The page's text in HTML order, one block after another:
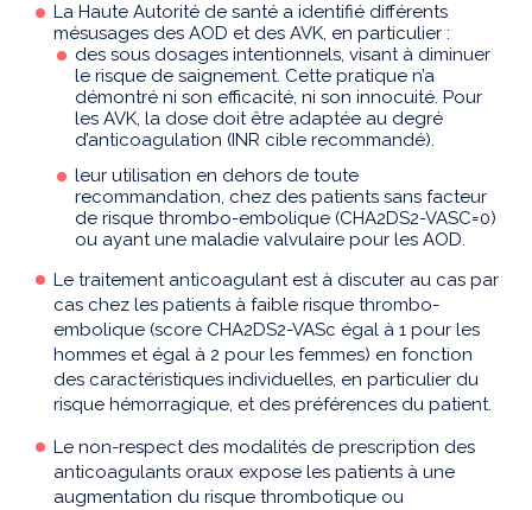
La Haute Autorité de santé a identifié différents
mésusages des AOD et des AVK, en particulier :
des sous dosages intentionnels, visant à diminuer
le risque de saignement. Cette pratique n’a
démontré ni son efficacité, ni son innocuité. Pour
les AVK, la dose doit être adaptée au degré
d’anticoagulation (INR cible recommandé).
leur utilisation en dehors de toute
recommandation, chez des patients sans facteur
de risque thrombo-embolique (CHA2DS2-VASC=0)
ou ayant une maladie valvulaire pour les AOD.
Le traitement anticoagulant est à discuter au cas par
cas chez les patients à faible risque thrombo-
embolique (score CHA2DS2-VASc égal à 1 pour les
hommes et égal à 2 pour les femmes) en fonction
des caractéristiques individuelles, en particulier du
risque hémorragique, et des préférences du patient.
Le non-respect des modalités de prescription des
anticoagulants oraux expose les patients à une
augmentation du risque thrombotique ou